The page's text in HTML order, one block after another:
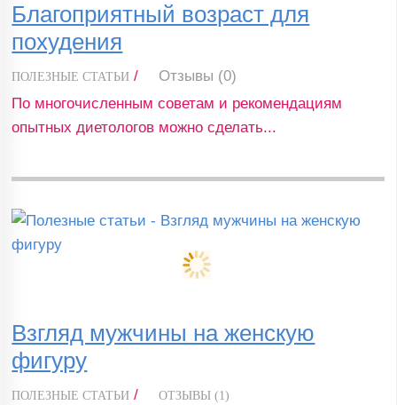
Благоприятный возраст для
похудения
ПОЛЕЗНЫЕ СТАТЬИ /
Отзывы (0)
По многочисленным советам и рекомендациям
опытных диетологов можно сделать...
Взгляд мужчины на женскую
фигуру
ПОЛЕЗНЫЕ СТАТЬИ / ОТЗЫВЫ (1)